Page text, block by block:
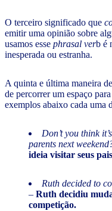
O terceiro significado que
emitir uma opinião sobre
usamos esse phrasal verb é
inesperada ou estranha.
A quinta e última maneira
de percorrer um espaço
exemplos abaixo cada uma
Don’t you think
parents next
ideia visitar seus
Ruth decided to
– Ruth decidiu
competição.